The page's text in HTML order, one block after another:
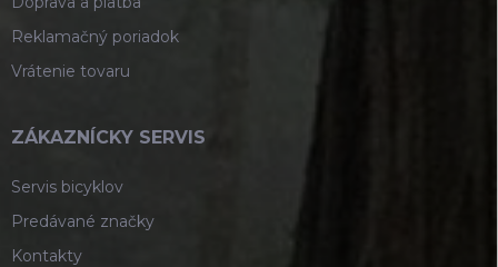
Reklamačný poriadok
Vrátenie tovaru
ZÁKAZNÍCKY SERVIS
Servis bicyklov
Predávané značky
Kontakty